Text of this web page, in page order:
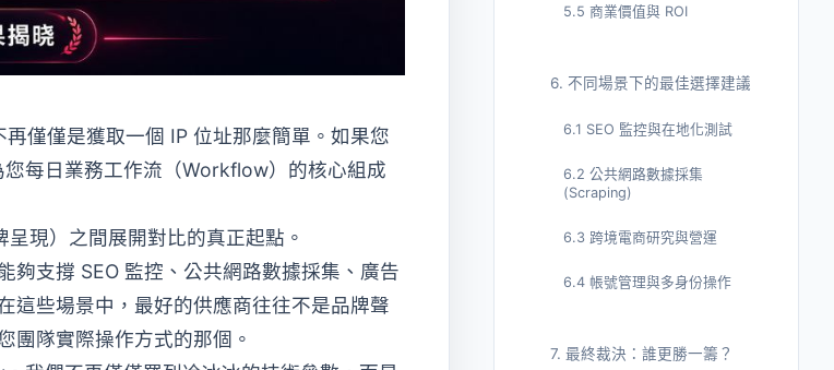
再僅僅是獲取一個 IP 位址那麼簡單。如果您
每日業務工作流（Workflow）的核心組成
現）之間展開對比的真正起點。
夠支撐 SEO 監控、公共網路數據採集、廣告
這些場景中，最好的供應商往往不是品牌聲
團隊實際操作方式的那個。
5.5 商業價值與 ROI
6. 不同場景下的最佳選擇建議
6.1 SEO 監控與在地化測試
6.2 公共網路數據採集
(Scraping)
6.3 跨境電商研究與營運
6.4 帳號管理與多身份操作
7. 最終裁決：誰更勝一籌？